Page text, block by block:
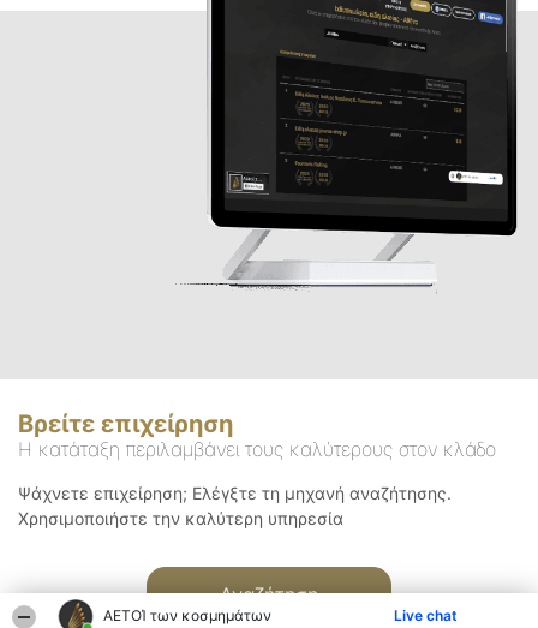
ΑΕΤΟΊ των κοσμημάτων Live chat
Βρείτε επιχείρηση
Η κατάταξη περιλαμβάνει τους καλύτερους στον κλάδο
Ψάχνετε επιχείρηση; Ελέγξτε τη μηχανή αναζήτησης.
Χρησιμοποιήστε την καλύτερη υπηρεσία
Αναζήτηση